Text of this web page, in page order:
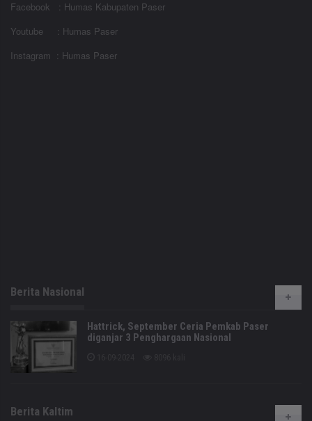
Facebook : Humas Kabupaten Paser
Youtube : Humas Paser
Instagram : Humas Paser
Berita Nasional
Hattrick, September Ceria Pemkab Paser
diganjar 3 Penghargaan Nasional
Berita Kaltim